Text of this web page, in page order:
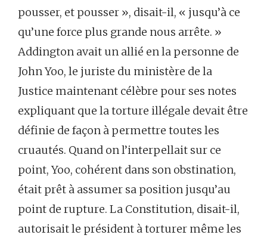
pousser, et pousser », disait-il, « jusqu’à ce
qu’une force plus grande nous arrête. »
Addington avait un allié en la personne de
John Yoo, le juriste du ministère de la
Justice maintenant célèbre pour ses notes
expliquant que la torture illégale devait être
définie de façon à permettre toutes les
cruautés. Quand on l’interpellait sur ce
point, Yoo, cohérent dans son obstination,
était prêt à assumer sa position jusqu’au
point de rupture. La Constitution, disait-il,
autorisait le président à torturer même les